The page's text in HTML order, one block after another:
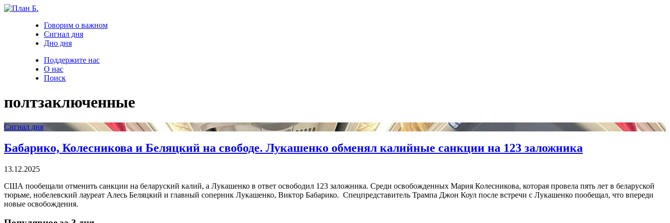
Говорим о важном
Сигнал дня
Дно дня
Поддержите нас
О нас
Поиск
полтзаключенные
Сигнал дня
Бабарико, Колесникова и Беляцкий на свободе. Лукашенко обменял калийные санкции на 123 заложника
13.12.2025
США пообещали отменить санкции на беларуский калий, а Лукашенко в ответ освободил 123 заложника. Среди освобожденных Мария Колесникова, которая провела пять лет в беларуской
тюрьме, нобелевский лауреат Алесь Беляцкий и главный соперник Лукашенко, Виктор Бабарико. Спецпредставитель Трампа Джон Коул после встречи с Лукашенко пообещал, что впереди
новые освобождения.